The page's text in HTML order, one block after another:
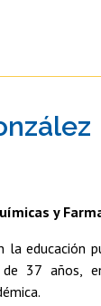
Estudios
y
educación
37 años,